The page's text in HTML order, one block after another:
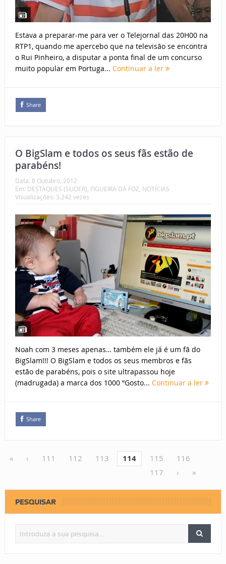
Estava a preparar-me para ver o Telejornal das 20H00 na
RTP1, quando me apercebo que na televisão se encontra
o Rui Pinheiro, a disputar a ponta final de um concurso
muito popular em Portuga... Continuar a ler
Share
O BigSlam e todos os seus fãs estão de
parabéns!
Data: 8 Outubro, 2012
Em: DESTAQUES (SLIDER) FIGUEIRA DA FOZ NOTÍCIAS
Visualizações: 3.242 vezes
Noah com 3 meses apenas… também ele já é um fã do
BigSlam!!! O BigSlam e todos os seus membros e fãs
estão de parabéns, pois o site ultrapassou hoje
(madrugada) a marca dos 1000 “Gosto... Continuar a ler
Share
« ‹ 111 112 113 114 115
116
117
› »
PESQUISAR